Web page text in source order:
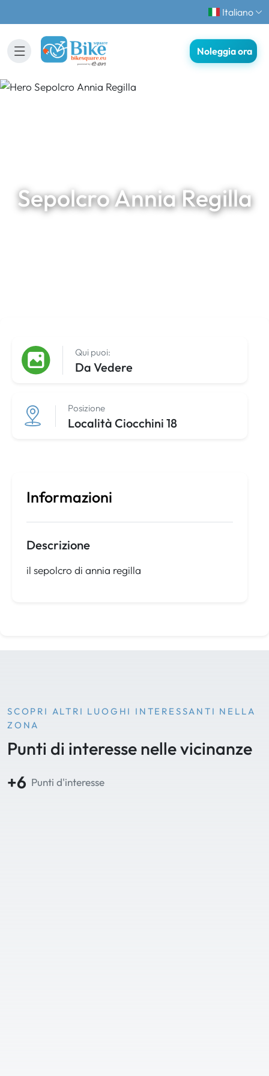
Italiano
Noleggia ora
Sepolcro Annia Regilla
Qui puoi:
Da Vedere
Posizione
Località Ciocchini 18
Informazioni
Descrizione
il sepolcro di annia regilla
SCOPRI ALTRI LUOGHI INTERESSANTI NELLA
ZONA
Punti di interesse nelle vicinanze
+6 Punti d'interesse